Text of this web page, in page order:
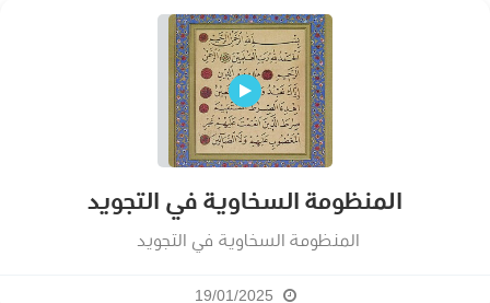
المنظومة السخاوية في التجويد
المنظومة السخاوية في التجويد